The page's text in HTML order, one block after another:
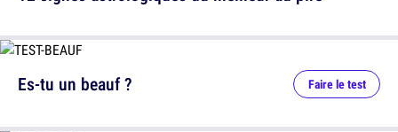
Es-tu un beauf ? Faire le test